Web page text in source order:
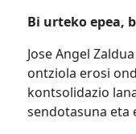
Bi urteko epea,
Jose Angel
ontziola erosi
kontsolidazio
sendotasuna eta